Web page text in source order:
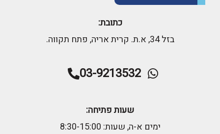
כתובת:
בזל 34, א.ת. קרית אריה, פתח תקווה.
03-9213532
שעות פתיחה:
ימים א-ה, שעות: 8:30-15:00